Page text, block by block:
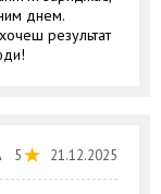
днем.
результат
5 21.12.2025